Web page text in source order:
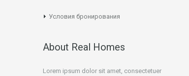
Условия бронирования
About Real Homes
Lorem ipsum dolor sit amet, consectetuer